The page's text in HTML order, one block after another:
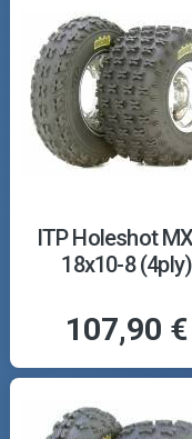
ITP Holeshot
18x10-8 (4ply)
107,90 €